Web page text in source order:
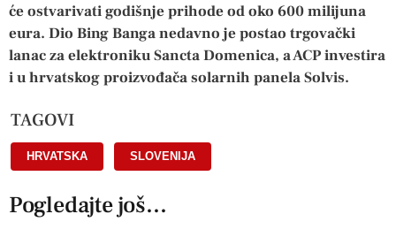
će ostvarivati godišnje prihode od oko 600 milijuna
eura. Dio Bing Banga nedavno je postao trgovački
lanac za elektroniku Sancta Domenica, a ACP investira
i u hrvatskog proizvođača solarnih panela Solvis.
TAGOVI
HRVATSKA SLOVENIJA
Pogledajte još...